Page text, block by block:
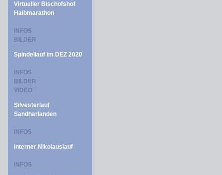
Virtueller Bischofshof
Halbmarathon
INFOS
BILDER
Spindellauf im DEZ 2020
INFOS
BILDER
VIDEO
Silvesterlauf
Sandharlanden
INFOS
Interner Nikolauslauf
INFOS